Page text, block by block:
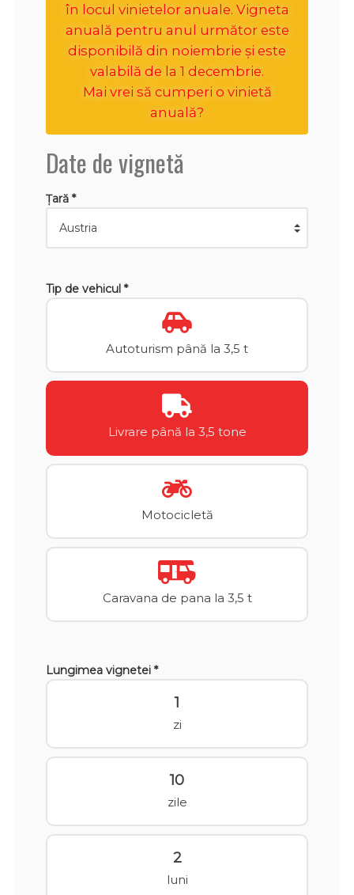
în locul vinietelor anuale. Vigneta
anuală pentru anul următor este
disponibilă din noiembrie și este
valabilă de la 1 decembrie.
Mai vrei să cumperi o vinietă
anuală?
Date de vignetă
Țară *
Tip de vehicul *
Autoturism până la 3,5 t
Livrare până la 3,5 tone
Motocicletă
Caravana de pana la 3,5 t
Lungimea vignetei *
1
zi
10
zile
2
luni